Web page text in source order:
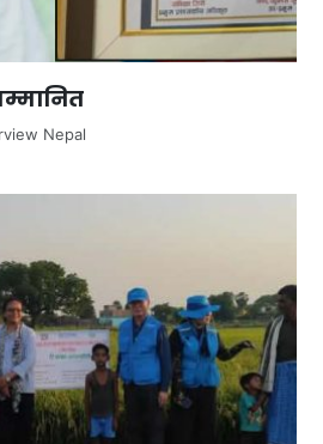
Nepal